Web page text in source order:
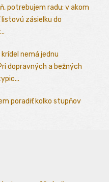
potrebujem radu: v akom
zásielku do
nemá jednu
dopravných a bežných
poradiť kolko stupňov